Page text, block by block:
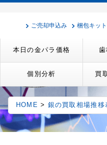
ご売却申込み 梱包キッ
本日の金パラ価格
個別分析 買
HOME > 銀の買取相場推移